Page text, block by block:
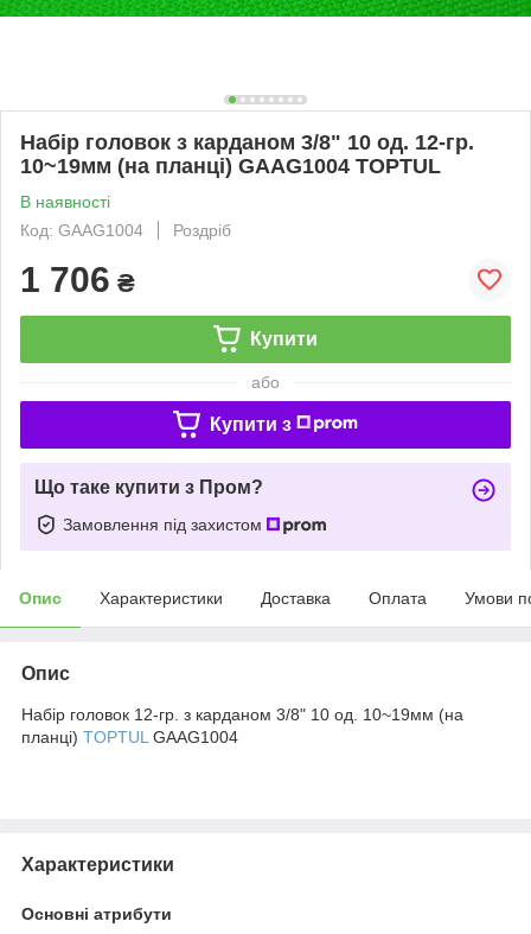
Набір головок з карданом 3/8" 10 од. 12-гр.
10~19мм (на планці) GAAG1004 TOPTUL
В наявності
Код: GAAG1004
Роздріб
1 706 ₴
Купити
або
Купити з
Що таке купити з Пром?
Замовлення під захистом
Опис Характеристики Доставка Оплата Умови
Опис
Набір головок 12-гр. з карданом 3/8" 10 од. 10~19мм (на
планці) TOPTUL GAAG1004
Характеристики
Основні атрибути